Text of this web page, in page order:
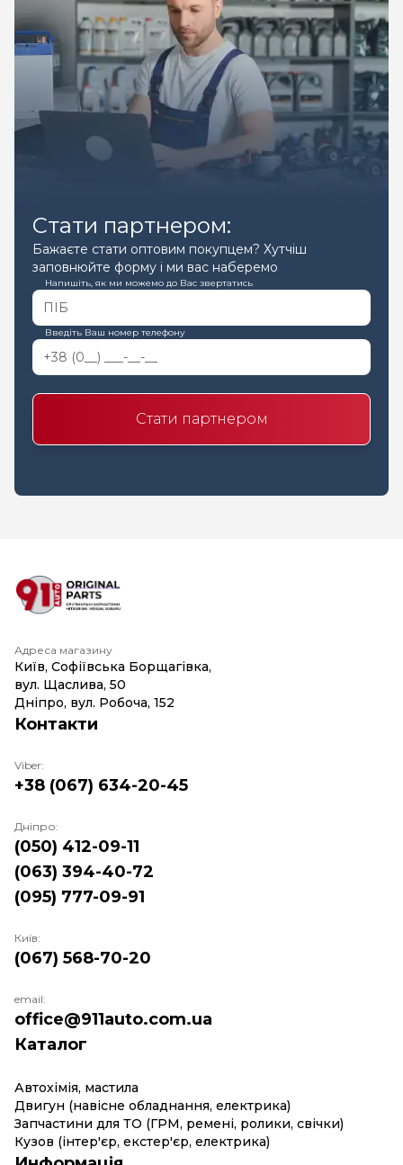
Стати партнером:
Бажаєте стати оптовим покупцем? Хутчіш
заповнюйте форму і ми вас наберемо
Напишіть, як ми можемо до Вас звертатись
Введіть Ваш номер телефону
Стати партнером
Адреса магазину
Київ, Софіївська Борщагівка,
вул. Щаслива, 50
Дніпро, вул. Робоча, 152
Каталог
Автохімія, мастила
Двигун (навісне обладнання, електрика)
Запчастини для ТО (ГРМ, ремені, ролики, свічки)
Кузов (інтер'єр, екстер'єр, електрика)
Контакти
Viber:
+38 (067) 634-20-45
Дніпро:
(050) 412-09-11
(063) 394-40-72
(095) 777-09-91
Київ:
(067) 568-70-20
email:
office@911auto.com.ua